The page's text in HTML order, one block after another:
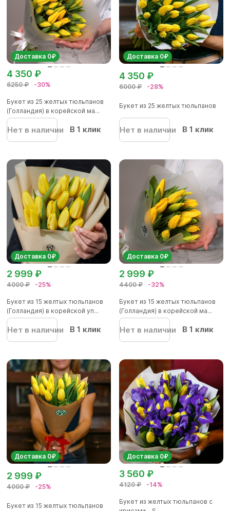
Доставка 0₽
6250 ₽ -30%
4 350 ₽
Букет из 25 желтых тюльпанов
(Голландия) в корейской ма...
Нет в наличии В 1 клик
Доставка 0₽
6000 ₽ -28%
4 350 ₽
Букет из 25 желтых тюльпанов
Нет в наличии В 1 клик
Доставка 0₽
4000 ₽ -25%
2 999 ₽
Букет из 15 желтых тюльпанов
(Голландия) в корейской уп...
Нет в наличии В 1 клик
Доставка 0₽
4400 ₽ -32%
2 999 ₽
Букет из 15 желтых тюльпанов
(Голландия) в корейской ма...
Нет в наличии В 1 клик
Доставка 0₽
4000 ₽ -25%
2 999 ₽
Букет из 15 желтых тюльпанов
Доставка 0₽
4120 ₽ -14%
3 560 ₽
Букет из желтых тюльпанов с